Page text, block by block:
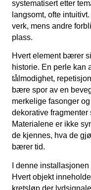
systematisert etter
langsomt, ofte
verk, mens andre
plass.
Hvert element bærer
historie. En perle kan
tålmodighet,
bære spor av en
merkelige fasonger
dekorative fragmenter
Materialene er ikke
de kjennes, hva de
bærer tid.
I denne
Hvert objekt
kretsløp der